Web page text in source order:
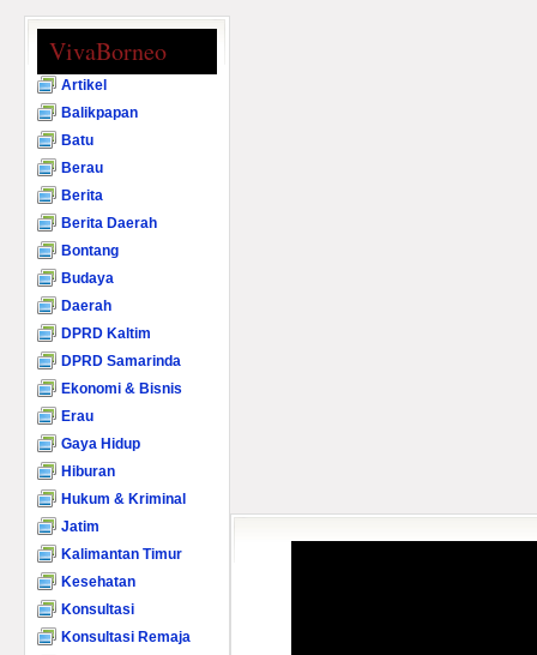
VivaBorneo
Artikel
Balikpapan
Batu
Berau
Berita
Berita Daerah
Bontang
Budaya
Daerah
DPRD Kaltim
DPRD Samarinda
Ekonomi & Bisnis
Erau
Gaya Hidup
Hiburan
Hukum & Kriminal
Jatim
Kalimantan Timur
Kesehatan
Konsultasi
Konsultasi Remaja